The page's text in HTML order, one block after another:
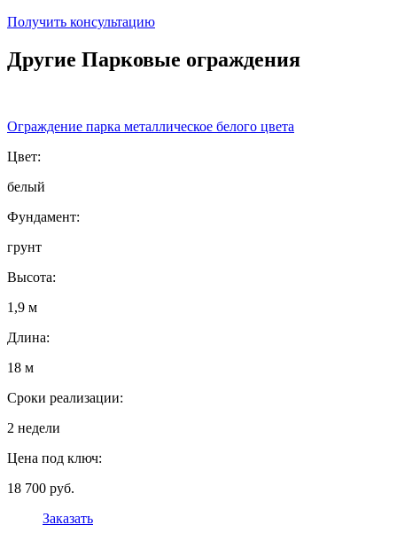
Получить консультацию
Другие Парковые ограждения
Ограждение парка металлическое белого цвета
Цвет:
белый
Фундамент:
грунт
Высота:
1,9 м
Длина:
18 м
Сроки реализации:
2 недели
Цена под ключ:
18 700 руб.
Заказать